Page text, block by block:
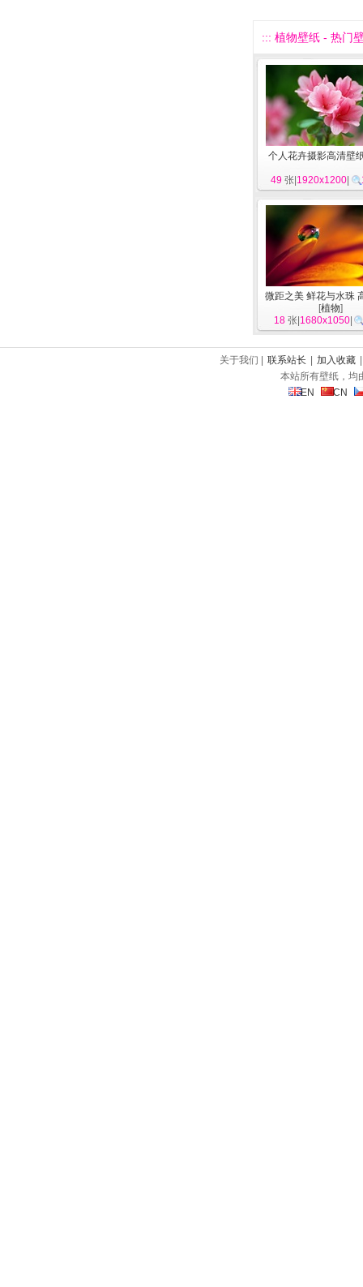
::: 植物壁纸 - 热门
个人花卉摄影高清壁
49 张| 1920x1200
微距之美 鲜花与水珠
[植物]
18 张| 1680x1050
关于我们 | 联系站长 加入收藏
本站所有壁纸，均
EN
CN